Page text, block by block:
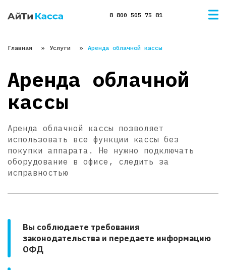
8 800 505 75 81
Главная Услуги Аренда облачной кассы
Аренда облачной
кассы
Аренда облачной кассы позволяет
использовать все функции кассы без
покупки аппарата. Не нужно подключать
оборудование в офисе, следить за
исправностью
Вы соблюдаете требования
законодательства и передаете информацию
ОФД